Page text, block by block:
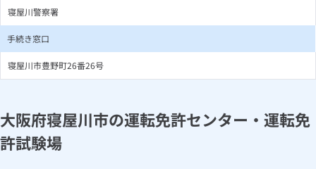
寝屋川警察署
手続き窓口
寝屋川市豊野町26番26号
大阪府寝屋川市の運転免許センター・運転免
許試験場